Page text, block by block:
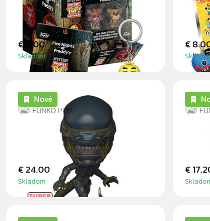
PŘÍVĚSEK NA KLÍČE
€ 8.00
Skladom
€
FUNKO POP
SUPER XENOMORPH (ALIEN:
Nové
€ 24.00
Skladom
€